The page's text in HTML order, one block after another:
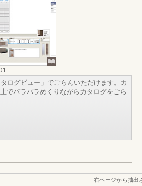
ログビュー」でごらんいただけます。カ
でパラパラめくりながらカタログをごら
右ページから抽出